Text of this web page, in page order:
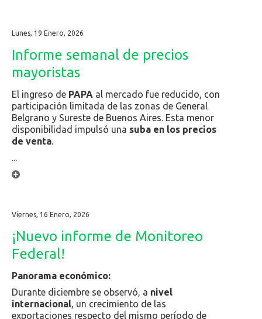
Lunes, 19 Enero, 2026
Informe semanal de precios
mayoristas
El ingreso de PAPA al mercado fue reducido, con
participación limitada de las zonas de General
Belgrano y Sureste de Buenos Aires. Esta menor
disponibilidad impulsó una suba en los precios
de venta.
...
Viernes, 16 Enero, 2026
¡Nuevo informe de Monitoreo
Federal!
Panorama económico:
Durante diciembre se observó, a nivel
internacional, un crecimiento de las
exportaciones respecto del mismo período de